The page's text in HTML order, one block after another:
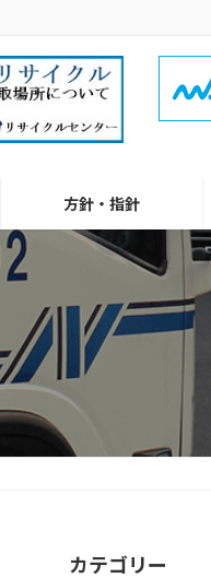
方針・指針
カテゴリー